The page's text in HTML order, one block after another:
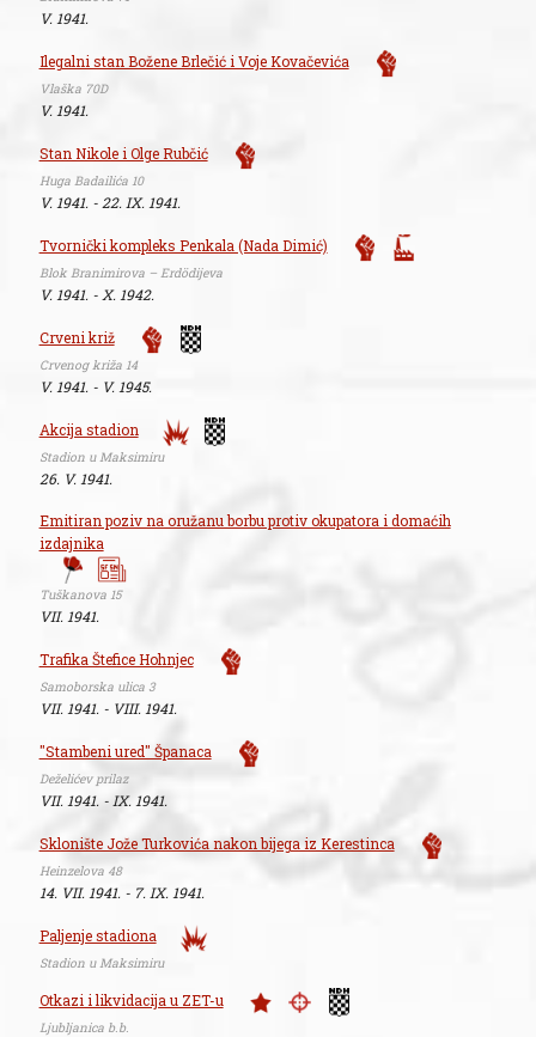
V. 1941.
Ilegalni stan Božene Brlečić i Voje Kovačevića
Vlaška 70D
V. 1941.
Stan Nikole i Olge Rubčić
Huga Badailića 10
V. 1941. - 22. IX. 1941.
Tvornički kompleks Penkala (Nada Dimić)
Blok Branimirova – Erdödijeva
V. 1941. - X. 1942.
Crveni križ
Crvenog križa 14
V. 1941. - V. 1945.
Akcija stadion
Stadion u Maksimiru
26. V. 1941.
Emitiran poziv na oružanu borbu protiv okupatora i domaćih
izdajnika
Tuškanova 15
VII. 1941.
Trafika Štefice Hohnjec
Samoborska ulica 3
VII. 1941. - VIII. 1941.
"Stambeni ured" Španaca
Deželićev prilaz
VII. 1941. - IX. 1941.
Sklonište Jože Turkovića nakon bijega iz Kerestinca
Heinzelova 48
14. VII. 1941. - 7. IX. 1941.
Paljenje stadiona
Stadion u Maksimiru
Otkazi i likvidacija u ZET-u
Ljubljanica b.b.